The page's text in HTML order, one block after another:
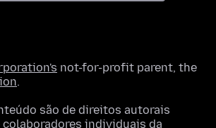
not-for-profit parent, the
.
são de direitos autorais
individuais da